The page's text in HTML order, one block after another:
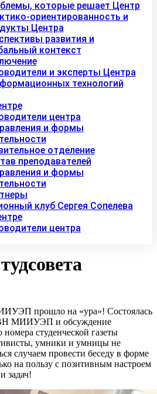
которые решает Центр
ориентированность и
Центра
развития и
контекст
и эксперты Центра
технологий
центра
и формы
отделение
преподавателей
и формы
клуб Сергея Сопелева
центра
прошло на «ура»! Состоялась
МИИУЭП и обсуждение
студенческой газеты
умники и умницы не
случаем провести беседу в форме
на пользу с позитивным настроем
задач!